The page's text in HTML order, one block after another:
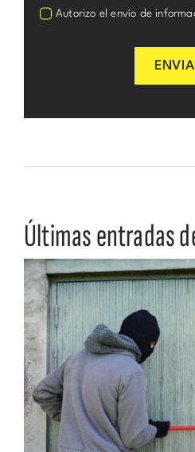
Autorizo el envío de
Últimas entradas